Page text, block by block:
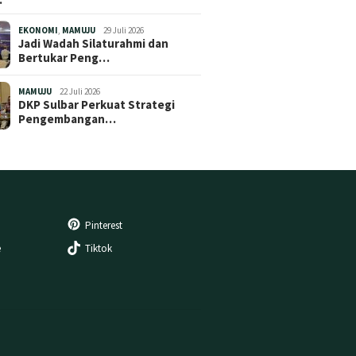
EKONOMI MAMUJU 29 Juli 2026
Jadi Wadah Silaturahmi dan
Bertukar Peng…
MAMUJU 22 Juli 2026
DKP Sulbar Perkuat Strategi
Pengembangan…
Pinterest
Tiktok